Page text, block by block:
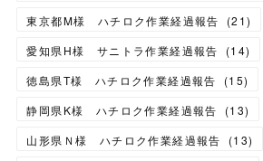
東京都M様 ハチロク作業経過報告
(21)
愛知県H様 サニトラ作業経過報告
(14)
徳島県T様 ハチロク作業経過報告
(15)
静岡県K様 ハチロク作業経過報告
(13)
山形県Ｎ様 ハチロク作業経過報告
(13)